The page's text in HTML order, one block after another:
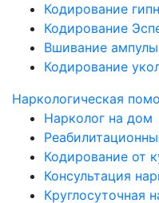
Кодирование
Кодирование
Вшивание ампулы
Кодирование
Наркологическая
Нарколог на дом
Кодирование от
Консультация
Круглосуточная